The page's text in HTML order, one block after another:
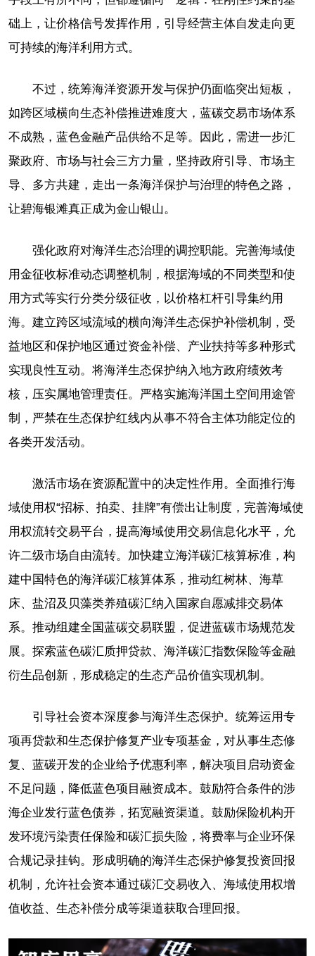
础上，让价格信号发挥作用，引导经营主体自发走向更
可持续的海洋利用方式。
不过，统筹海洋资源开发与保护仍面临突出短板，
如跨区域横向生态补偿推进难度大，蓝碳交易市场体系
不成熟，蓝色金融产品供给不足等。因此，需进一步汇
聚政府、市场与社会三方力量，坚持政府引导、市场主
导、多方共建，走出一条海洋保护与治理的特色之路，
让碧海银滩真正成为金山银山。
强化政府对海洋生态治理的调控职能。完善海域使
用金征收标准动态调整机制，根据海域的不同类型和使
用方式等实行分类分级征收，以价格杠杆引导集约用
海。建立跨区域流域的横向海洋生态保护补偿机制，受
益地区和保护地区通过资金补偿、产业扶持等多种形式
实现良性互动。将海洋生态保护纳入地方政府绩效考
核，压实属地管理责任。严格实施海洋国土空间用途管
制，严禁在生态保护红线内从事不符合主体功能定位的
各类开发活动。
激活市场在资源配置中的决定性作用。全面推行海
域使用权“招标、拍卖、挂牌”有偿出让制度，完善海域使
用权流转交易平台，提高海域使用交易信息化水平，允
许二级市场自由流转。加快建立海洋碳汇核算标准，构
建中国特色的海洋碳汇核算体系，推动红树林、海草
床、盐沼及贝藻类养殖碳汇纳入国家自愿减排交易体
系。推动组建全国蓝碳交易联盟，促进蓝碳市场规范发
展。探索蓝色碳汇质押贷款、海洋碳汇指数保险等金融
衍生品创新，形成稳定的生态产品价值实现机制。
引导社会资本深度参与海洋生态保护。统筹运用专
项再贷款和生态保护修复产业专项基金，对从事生态修
复、蓝碳开发的企业给予优惠利率，解决项目启动资金
不足问题，降低蓝色项目融资成本。鼓励符合条件的涉
海企业发行蓝色债券，拓宽融资渠道。鼓励保险机构开
发环境污染责任保险和碳汇损失险，将费率与企业环保
合规记录挂钩。形成明确的海洋生态保护修复投资回报
机制，允许社会资本通过碳汇交易收入、海域使用权增
值收益、生态补偿分成等渠道获取合理回报。